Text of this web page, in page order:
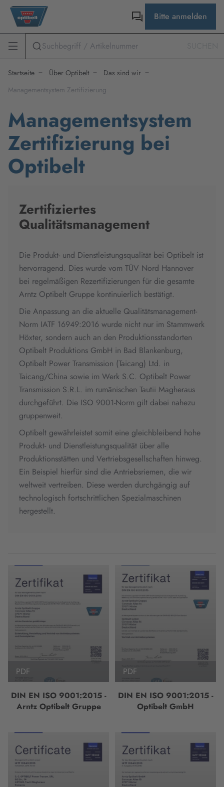
Bitte anmelden
Startseite Über Optibelt
Das sind wir
Managementsystem Zertifizierung
Managementsystem
Zertifizierung bei
Optibelt
Zertifiziertes
Qualitätsmanagement
Die Produkt- und Dienstleistungsqualität bei Optibelt ist
hervorragend. Dies wurde vom TÜV Nord Hannover
bei regelmäßigen Rezertifizierungen für die gesamte
Arntz Optibelt Gruppe kontinuierlich bestätigt.
Die Anpassung an die aktuelle Qualitätsmanagement-
Norm IATF 16949:2016 wurde nicht nur im Stammwerk
Höxter, sondern auch an den Produktionsstandorten
Optibelt Produktions GmbH in Bad Blankenburg,
Optibelt Power Transmission (Taicang) Ltd. in
Taicang/China sowie im Werk S.C. Optibelt Power
Transmission S.R.L. im rumänischen Tautii Magheraus
durchgeführt. Die ISO 9001-Norm gilt dabei nahezu
gruppenweit.
Optibelt gewährleistet somit eine gleichbleibend hohe
Produkt- und Dienstleistungsqualität über alle
Produktionsstätten und Vertriebsgesellschaften hinweg.
Ein Beispiel hierfür sind die Antriebsriemen, die wir
weltweit vertreiben. Diese werden durchgängig auf
technologisch fortschrittlichen Spezialmaschinen
hergestellt.
PDF
DIN EN ISO 9001:2015 -
Arntz Optibelt Gruppe
PDF
DIN EN ISO 9001:2015 -
Optibelt GmbH